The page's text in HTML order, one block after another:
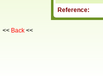
Reference:
<< Back <<